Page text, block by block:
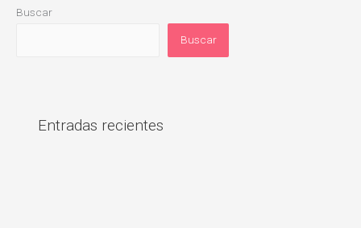
Buscar
Buscar
Entradas recientes